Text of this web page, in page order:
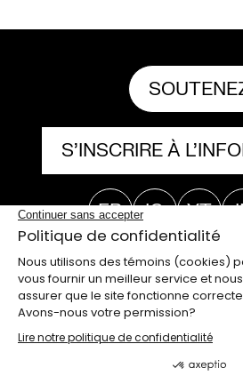
S’INSCRIRE À
FB IG YT